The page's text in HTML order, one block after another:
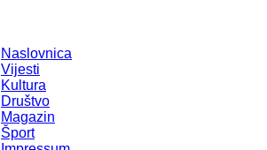
Naslovnica
Vijesti
Kultura
Društvo
Magazin
Šport